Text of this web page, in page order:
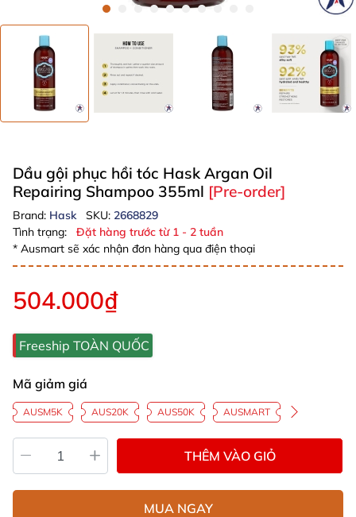
Dầu gội phục hồi tóc Hask Argan Oil
Repairing Shampoo 355ml [Pre-order]
Brand: Hask SKU: 2668829
Tình trạng:
Đặt hàng trước từ 1 - 2 tuần
* Ausmart sẽ xác nhận đơn hàng qua điện thoại
504.000₫
Freeship TOÀN QUỐC
Mã giảm giá
AUSM5K AUS20K AUS50K AUSMART
THÊM VÀO GIỎ
MUA NGAY